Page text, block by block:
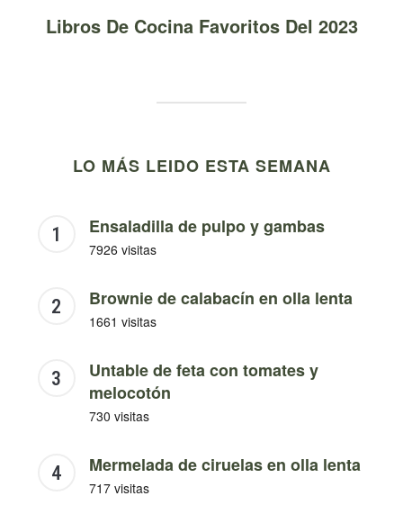
Libros De Cocina Favoritos Del 2023
LO MÁS LEIDO ESTA SEMANA
Ensaladilla de pulpo y gambas
7926 visitas
Brownie de calabacín en olla lenta
1661 visitas
Untable de feta con tomates y
melocotón
730 visitas
Mermelada de ciruelas en olla lenta
717 visitas